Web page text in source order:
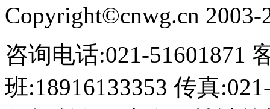
Copyright©cnwg.cn 2003-
咨询电话:021-51601871
班:18916133353 传真